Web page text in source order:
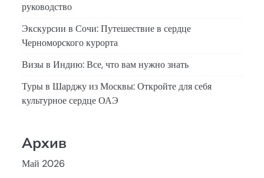
руководство
Экскурсии в Сочи: Путешествие в сердце
Черноморского курорта
Визы в Индию: Все, что вам нужно знать
Туры в Шарджу из Москвы: Откройте для себя
культурное сердце ОАЭ
Архив
Май 2026